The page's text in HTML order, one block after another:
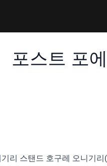
포스트 포
리 스탠드 호구레 오니기